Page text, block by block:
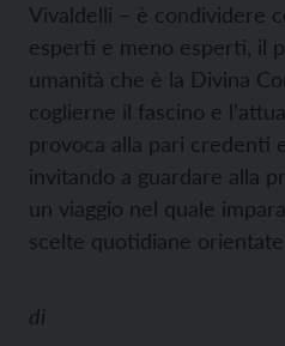
Vivaldelli – è condividere
esperti e meno esperti, il
umanità che è la Divina
coglierne il fascino e
provoca alla pari credenti
invitando a guardare alla
un viaggio nel quale
scelte quotidiane
di